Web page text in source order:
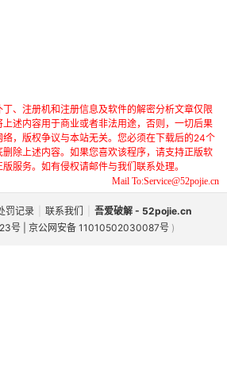
、注册机和注册信息及软件的解密分析文章仅限
述内容用于商业或者非法用途，否则，一切后果
，版权争议与本站无关。您必须在下载后的24个
除上述内容。如果您喜欢该程序，请支持正版软
服务。如有侵权请邮件与我们联系处理。
Mail To:Service@52pojie.cn
罚记录 联系我们
吾爱破解 - 52pojie.cn
号 | 京公网安备 11010502030087号 )